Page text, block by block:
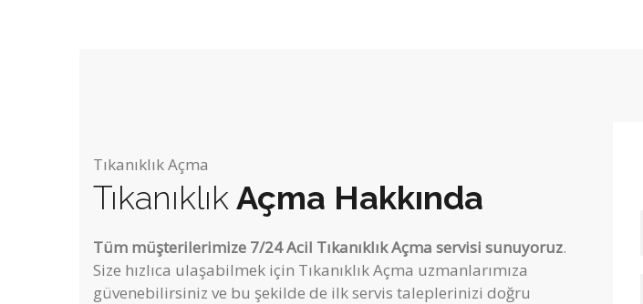
Tıkanıklık Açma
Tıkanıklık Açma Hakkında
Tüm müşterilerimize 7/24 Acil Tıkanıklık Açma servisi sunuyoruz.
Size hızlıca ulaşabilmek için Tıkanıklık Açma uzmanlarımıza
güvenebilirsiniz ve bu şekilde de ilk servis taleplerinizi doğru